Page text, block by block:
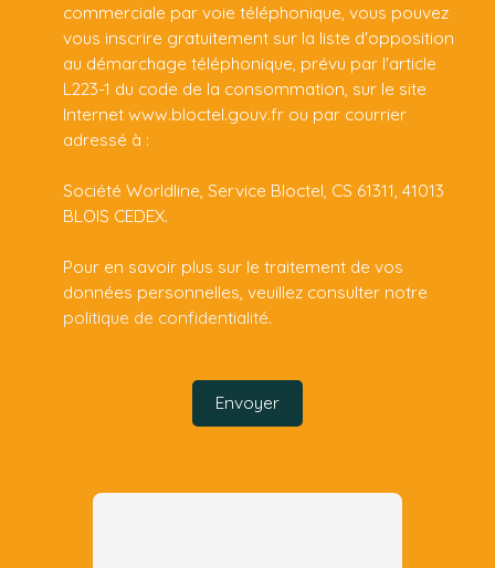
commerciale par voie téléphonique, vous pouvez
vous inscrire gratuitement sur la liste d'opposition
au démarchage téléphonique, prévu par l'article
L223-1 du code de la consommation, sur le site
Internet www.bloctel.gouv.fr ou par courrier
adressé à :
Société Worldline, Service Bloctel, CS 61311, 41013
BLOIS CEDEX.
Pour en savoir plus sur le traitement de vos
données personnelles, veuillez consulter notre
politique de confidentialité.
Envoyer